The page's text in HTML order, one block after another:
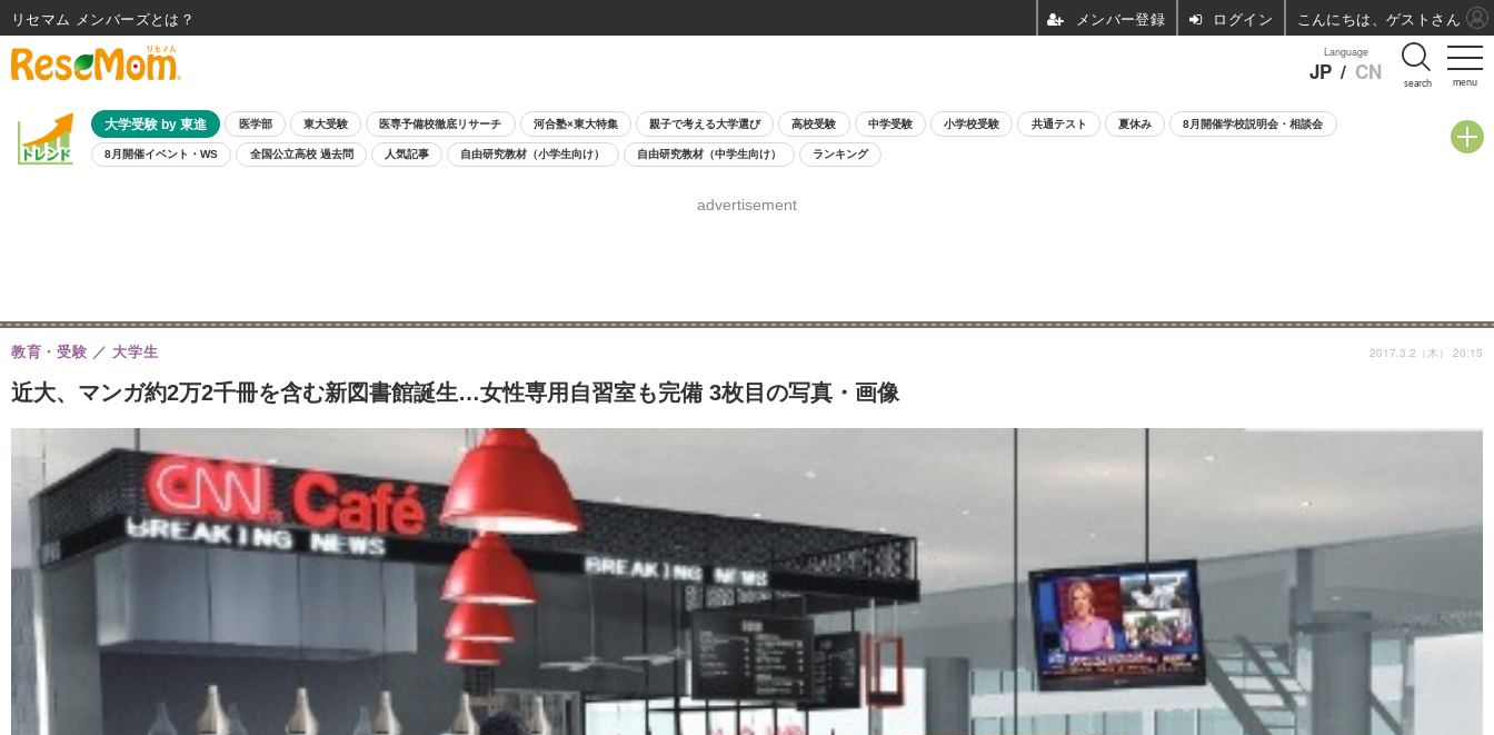
menu
Language
JP / CN search
大学受験 by 東進 医学部 東大受験 医専予備校徹底リサーチ 河合塾×東大特集 親子で考える大学選び 高校受験 中学受験 小学校受験 共通テスト 夏休み 8月開催学校説明会・相談会
8月開催イベント・WS 全国公立高校 過去問 人気記事 自由研究教材（小学生向け） 自由研究教材（中学生向け） ランキング
advertisement
近大、マンガ約2万2千冊を含む新図書館誕生…女性専用自習室も完備 3枚目の写真・画像
教育・受験 大学生 2017.3.2（木） 20:15
リセマム メンバーズ ログイン こんにちは、ゲストさん